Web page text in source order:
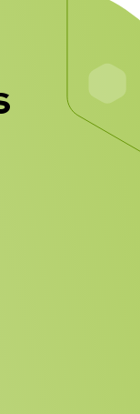
en el
);
(60